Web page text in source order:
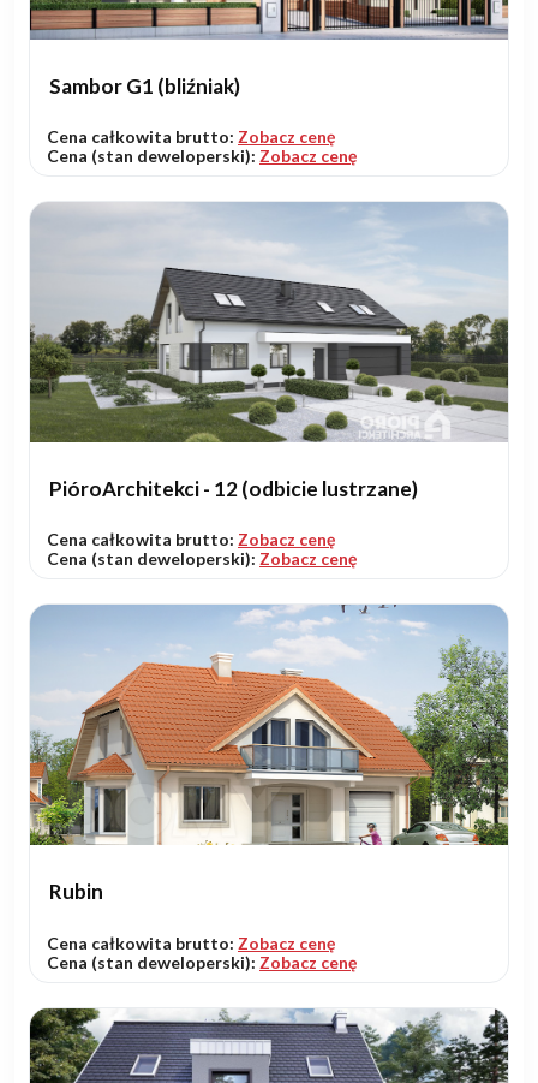
Sambor G1 (bliźniak)
Cena całkowita brutto: Zobacz cenę
Cena (stan deweloperski): Zobacz cenę
PióroArchitekci - 12 (odbicie lustrzane)
Cena całkowita brutto: Zobacz cenę
Cena (stan deweloperski): Zobacz cenę
Rubin
Cena całkowita brutto: Zobacz cenę
Cena (stan deweloperski): Zobacz cenę